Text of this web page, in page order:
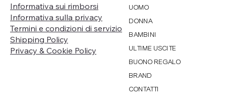
Informativa sui rimborsi
Informativa sulla privacy
Termini e condizioni di servizio
Shipping Policy
Privacy & Cookie Policy
UOMO
DONNA
BAMBINI
ULTIME USCITE
BUONO REGALO
BRAND
CONTATTI